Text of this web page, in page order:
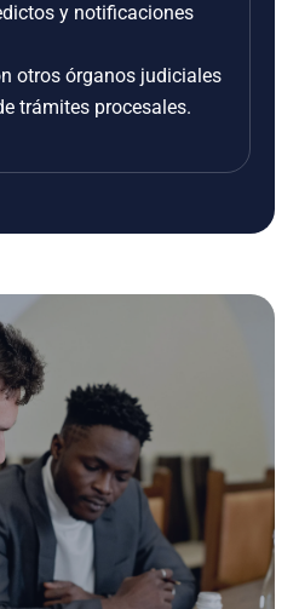
y notificaciones
otros órganos judiciales
trámites procesales.